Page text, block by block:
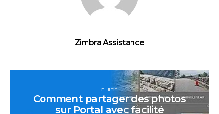
Zimbra Assistance
GUIDE
Comment partager des photos
sur Portal avec facilité